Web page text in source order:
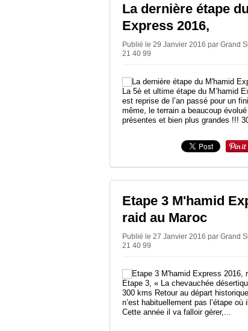
La dernière étape
Express 2016,
Publié le 29 Janvier 2016 par Grand
21 40 99
La 5è et ultime étape du M’hamid
est reprise de l’an passé pour un
même, le terrain a beaucoup
présentes et bien plus grandes !!!
Etape 3 M'hamid
raid au Maroc
Publié le 27 Janvier 2016 par Grand
21 40 99
Etape 3, « La chevauchée
300 kms Retour au départ
n’est habituellement pas l’étape
Cette année il va falloir gérer,...